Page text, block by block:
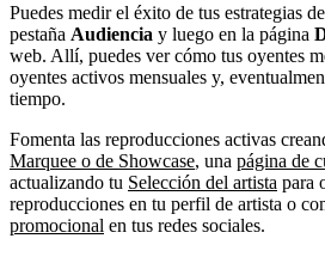
Puedes medir el éxito de tus estrategias
pestaña Audiencia y luego en la página
web. Allí, puedes ver cómo tus oyentes
oyentes activos mensuales y,
tiempo.
Fomenta las reproducciones activas
Marquee o de Showcase, una página de
actualizando tu Selección del artista para
reproducciones en tu perfil de artista o
promocional en tus redes sociales.